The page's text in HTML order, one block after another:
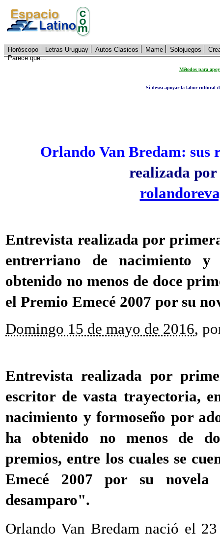
Horóscopo Letras Uruguay Autos Clasicos Mame Solojuegos
Parece que...
Métodos para
Si desea apoyar la labor cultural
Orlando Van Bredam: sus
realizada
Entrevista realizada por
entrerriano de nacimiento
obtenido no menos de doce
el Premio Emecé 2007 por su
Domingo 15 de mayo de 2016,
Entrevista realizada por
escritor de vasta trayectoria,
nacimiento y formoseño por
ha obtenido no menos de
premios, entre los cuales se
Emecé 2007 por su novela
desamparo".
Orlando Van Bredam nació el